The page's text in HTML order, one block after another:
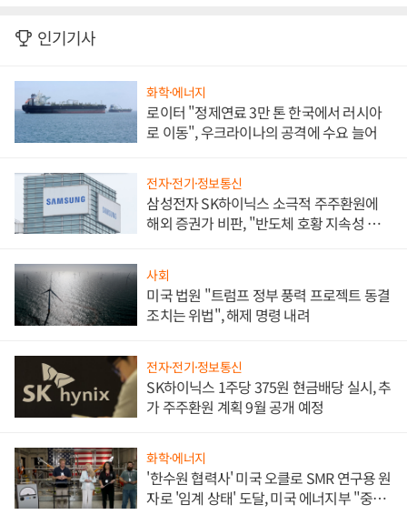
인기기사
화학·에너지
로이터 "정제연료 3만 톤 한국에서 러시아
로 이동", 우크라이나의 공격에 수요 늘어
전자·전기·정보통신
삼성전자 SK하이닉스 소극적 주주환원에
해외 증권가 비판, "반도체 호황 지속성 의
사회
미국 법원 "트럼프 정부 풍력 프로젝트 동결
조치는 위법", 해제 명령 내려
전자·전기·정보통신
SK하이닉스 1주당 375원 현금배당 실시, 추
가 주주환원 계획 9월 공개 예정
화학·에너지
'한수원 협력사' 미국 오클로 SMR 연구용 원
자로 '임계 상태' 도달, 미국 에너지부 "중요